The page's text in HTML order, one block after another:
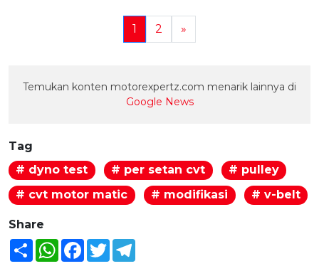
1 2 »
Temukan konten motorexpertz.com menarik lainnya di
Google News
Tag
# dyno test
# per setan cvt
# pulley
# cvt motor matic
# modifikasi # v-belt
Share
Share WhatsAppFacebook
Twitter